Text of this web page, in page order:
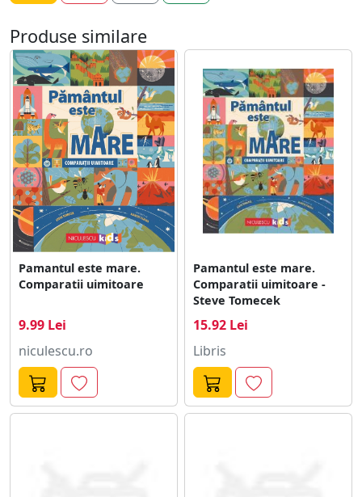
Produse similare
Pamantul este mare.
Comparatii uimitoare
9.99 Lei
niculescu.ro
Pamantul este mare.
Comparatii uimitoare -
Steve Tomecek
15.92 Lei
Libris